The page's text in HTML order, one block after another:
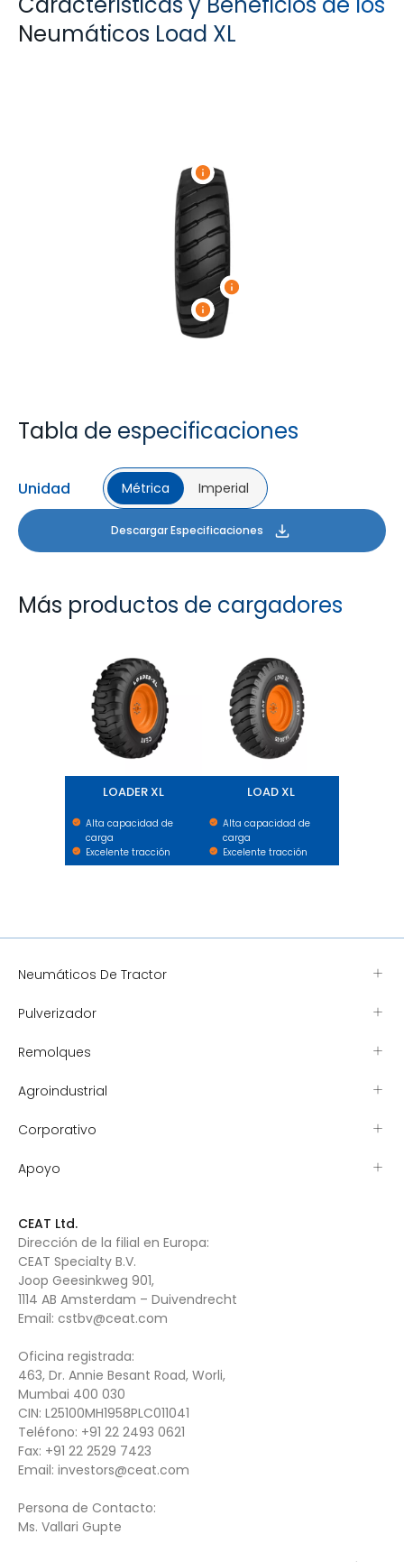
Neumáticos Load XL
Tabla de especificaciones
Unidad Métrica Imperial
Descargar Especificaciones
Más productos de cargadores
LOADER XL
Alta capacidad de
carga
Excelente tracción
LOAD XL
Alta capacidad de
carga
Excelente tracción
Neumáticos De Tractor
Pulverizador
Remolques
Agroindustrial
Corporativo
Apoyo
CEAT Ltd.
Dirección de la filial en Europa:
CEAT Specialty B.V.
Joop Geesinkweg 901,
1114 AB Amsterdam – Duivendrecht
Email: cstbv@ceat.com
Oficina registrada:
463, Dr. Annie Besant Road, Worli,
Mumbai 400 030
CIN: L25100MH1958PLC011041
Teléfono: +91 22 2493 0621
Fax: +91 22 2529 7423
Email: investors@ceat.com
Persona de Contacto:
Ms. Vallari Gupte